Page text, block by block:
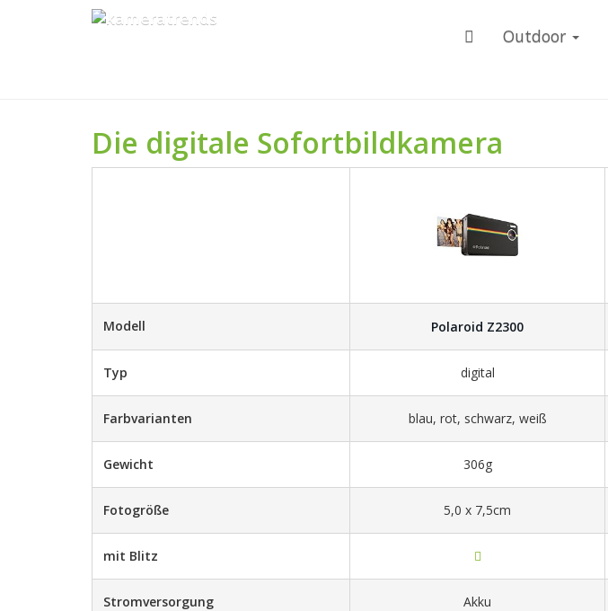
Outdoor
Die digitale Sofortbildkamera
Modell Polaroid Z2300
Typ digital
Farbvarianten blau, rot, schwarz, weiß
Gewicht 306g
Fotogröße 5,0 x 7,5cm
mit Blitz
Stromversorgung Akku